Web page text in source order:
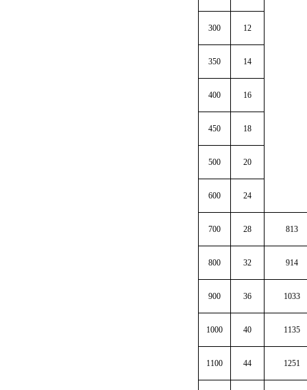
300 12
350 14
400 16
450 18
500 20
600 24
700 28 813
800 32 914
900 36 1033
1000 40 1135
1100 44 1251